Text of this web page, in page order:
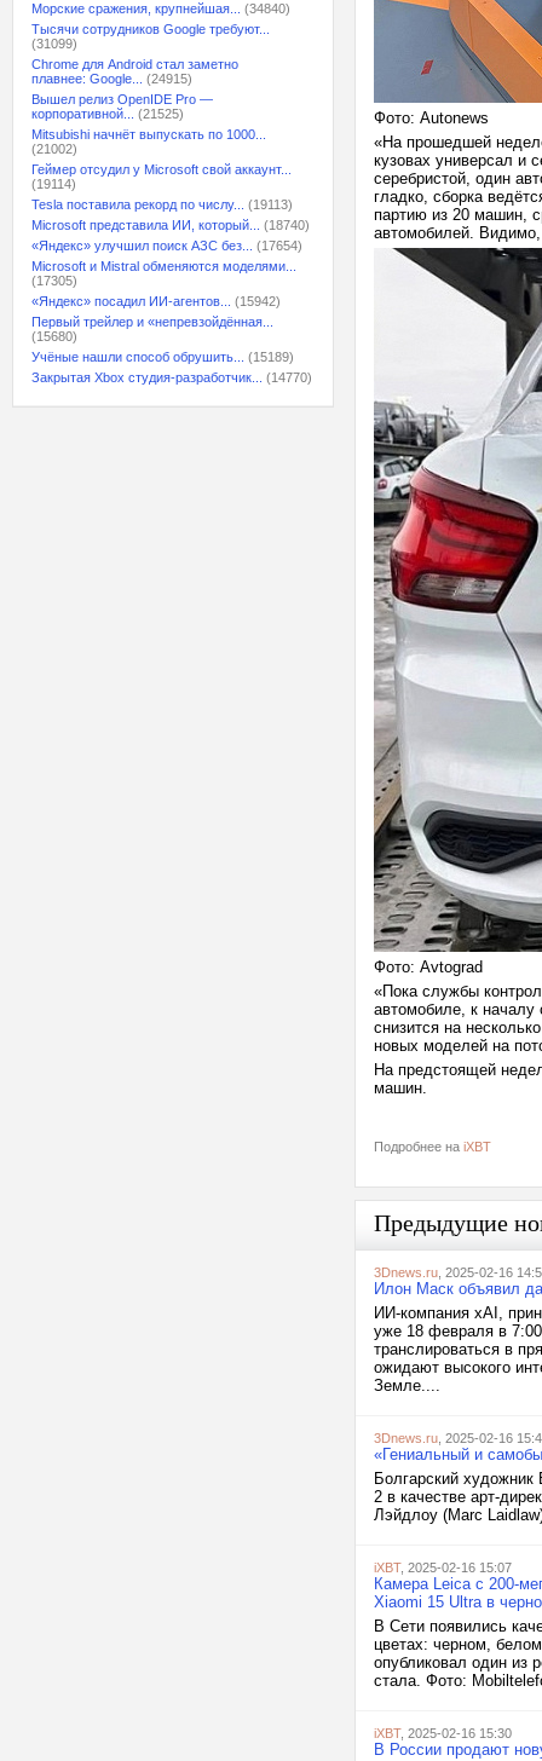
Морские сражения, крупнейшая...
(34840)
Тысячи сотрудников Google требуют...
(31099)
Chrome для Android стал заметно
плавнее: Google...
(24915)
Вышел релиз OpenIDE Pro —
корпоративной...
(21525)
Mitsubishi начнёт выпускать по 1000...
(21002)
Геймер отсудил у Microsoft свой аккаунт...
(19114)
Tesla поставила рекорд по числу...
(19113)
Microsoft представила ИИ, который...
(18740)
«Яндекс» улучшил поиск АЗС без...
(17654)
Microsoft и Mistral обменяются моделями...
(17305)
«Яндекс» посадил ИИ-агентов...
(15942)
Первый трейлер и «непревзойдённая...
(15680)
Учёные нашли способ обрушить...
(15189)
Закрытая Xbox студия-разработчик...
(14770)
Фото: Autonews
«На прошедшей
кузовах универсал и
серебристой, один
гладко, сборка
партию из 20 машин,
автомобилей.
Фото: Avtograd
«Пока службы
автомобиле, к началу
снизится на
новых моделей на
На предстоящей
машин.
Подробнее на iXBT
Предыдущие
3Dnews.ru , 2025-02-16
Илон Маск объявил
ИИ-компания xAI,
уже 18 февраля в
транслироваться в
ожидают высокого
Земле....
3Dnews.ru , 2025-02-16
«Гениальный и
Болгарский
2 в качестве арт-
Лэйдлоу (Marc
iXBT, 2025-02-16 15:07
Камера Leica с 200-
Xiaomi 15 Ultra в
В Сети появились
цветах: черном,
опубликовал один из
стала. Фото:
iXBT, 2025-02-16 15:30
В России продают